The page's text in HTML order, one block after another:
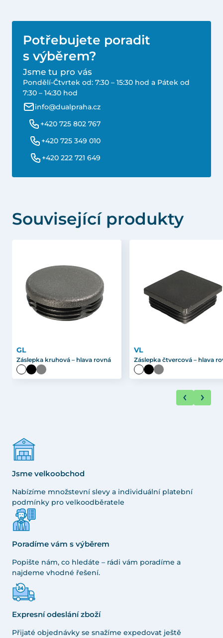
Potřebujete poradit
s výběrem?
Jsme tu pro vás
Pondělí-Čtvrtek od: 7:30 – 15:30 hod a Pátek od
7:30 – 14:30 hod
info@dualpraha.cz
+420 725 802 767
+420 725 349 010
+420 222 721 649
Související produkty
GL
Záslepka kruhová – hlava rovná
VL
Záslepka čtvercová – hlava
Jsme velkoobchod
Nabízíme množstevní slevy a individuální platební
podmínky pro velkoodběratele
Poradíme vám s výběrem
Popište nám, co hledáte – rádi vám poradíme a
najdeme vhodné řešení.
Expresní odeslání zboží
Přijaté objednávky se snažíme expedovat ještě